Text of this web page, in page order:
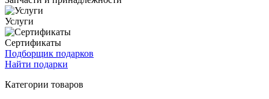
Услуги
Сертификаты
Подборщик подарков
Найти подарки
Категории товаров